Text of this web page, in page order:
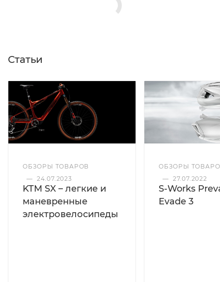
Статьи
ОБЗОРЫ ТОВАРОВ
— 24.07.2023
KTM SX – легкие и
маневренные
электровелосипеды
ОБЗОРЫ
— 27.07.2022
S-Works
Evade 3